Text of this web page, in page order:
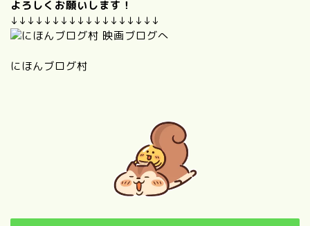
よろしくお願いします！
↓↓↓↓↓↓↓↓↓↓↓↓↓↓↓↓↓↓
にほんブログ村